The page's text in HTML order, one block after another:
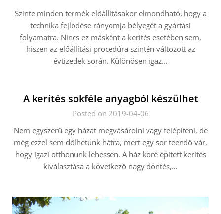
Szinte minden termék előállításakor elmondható, hogy a
technika fejlődése rányomja bélyegét a gyártási
folyamatra. Nincs ez másként a kerítés esetében sem,
hiszen az előállítási procedúra szintén változott az
évtizedek során. Különösen igaz…
A kerítés sokféle anyagból készülhet
Posted on 2019-04-06
Nem egyszerű egy házat megvásárolni vagy felépíteni, de
még ezzel sem dőlhetünk hátra, mert egy sor teendő vár,
hogy igazi otthonunk lehessen. A ház köré épített kerítés
kiválasztása a következő nagy döntés,…